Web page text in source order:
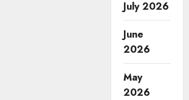
July 2026
June
2026
May
2026